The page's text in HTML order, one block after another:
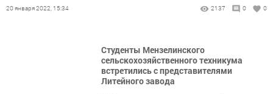
20 января 2022, 15:34 2137 0 0
Студенты Мензелинского
сельскохозяйственного техникума
встретились с представителями
Литейного завода